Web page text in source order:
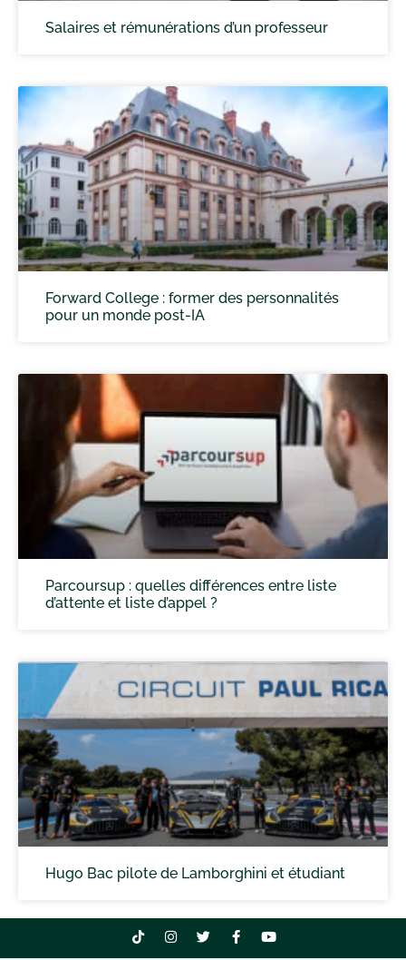
Salaires et rémunérations d’un professeur
Forward College : former des personnalités
pour un monde post-IA
Parcoursup : quelles différences entre liste
d’attente et liste d’appel ?
Hugo Bac pilote de Lamborghini et étudiant